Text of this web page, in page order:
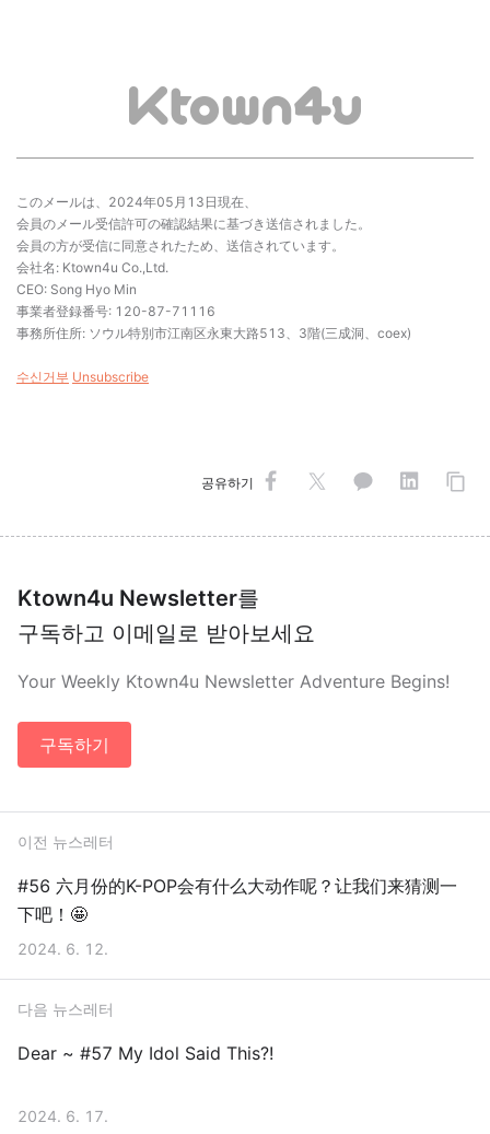
このメールは、2024年05月13日現在、
会員のメール受信許可の確認結果に基づき送信されました。
会員の方が受信に同意されたため、送信されています。
会社名: Ktown4u Co.,Ltd.
CEO: Song Hyo Min
事業者登録番号: 120-87-71116
事務所住所: ソウル特別市江南区永東大路513、3階(三成洞、coex)
수신거부 Unsubscribe
공유하기
Ktown4u Newsletter를
구독하고 이메일로 받아보세요
Your Weekly Ktown4u Newsletter Adventure Begins!
구독하기
이전 뉴스레터
#56 六月份的K-POP会有什么大动作呢？让我们来猜测一
下吧！🤩
2024. 6. 12.
다음 뉴스레터
Dear ~ #57 My Idol Said This?!
2024. 6. 17.